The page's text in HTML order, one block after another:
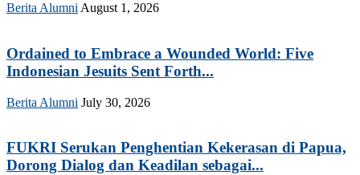
Berita Alumni August 1, 2026
Ordained to Embrace a Wounded World: Five
Indonesian Jesuits Sent Forth...
Berita Alumni July 30, 2026
FUKRI Serukan Penghentian Kekerasan di Papua,
Dorong Dialog dan Keadilan sebagai...